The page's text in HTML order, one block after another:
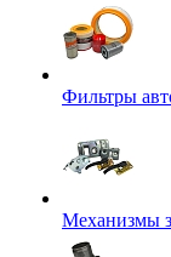
Фильтры
Механизмы